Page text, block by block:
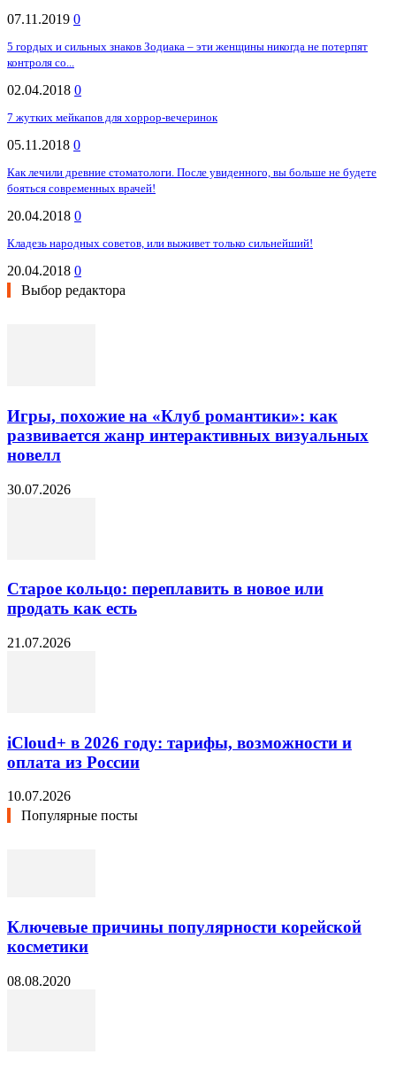
07.11.2019 0
5 гордых и сильных знаков Зодиака – эти женщины никогда не потерпят
контроля со...
02.04.2018 0
7 жутких мейкапов для хоррор-вечеринок
05.11.2018 0
Как лечили древние стоматологи. После увиденного, вы больше не будете
бояться современных врачей!
20.04.2018 0
Кладезь народных советов, или выживет только сильнейший!
20.04.2018 0
Выбор редактора
Игры, похожие на «Клуб романтики»: как
развивается жанр интерактивных визуальных
новелл
30.07.2026
Старое кольцо: переплавить в новое или
продать как есть
21.07.2026
iCloud+ в 2026 году: тарифы, возможности и
оплата из России
10.07.2026
Популярные посты
Ключевые причины популярности корейской
косметики
08.08.2020